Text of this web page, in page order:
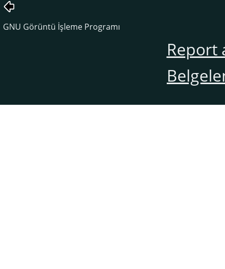
GNU Görüntü İşleme Programı
Report